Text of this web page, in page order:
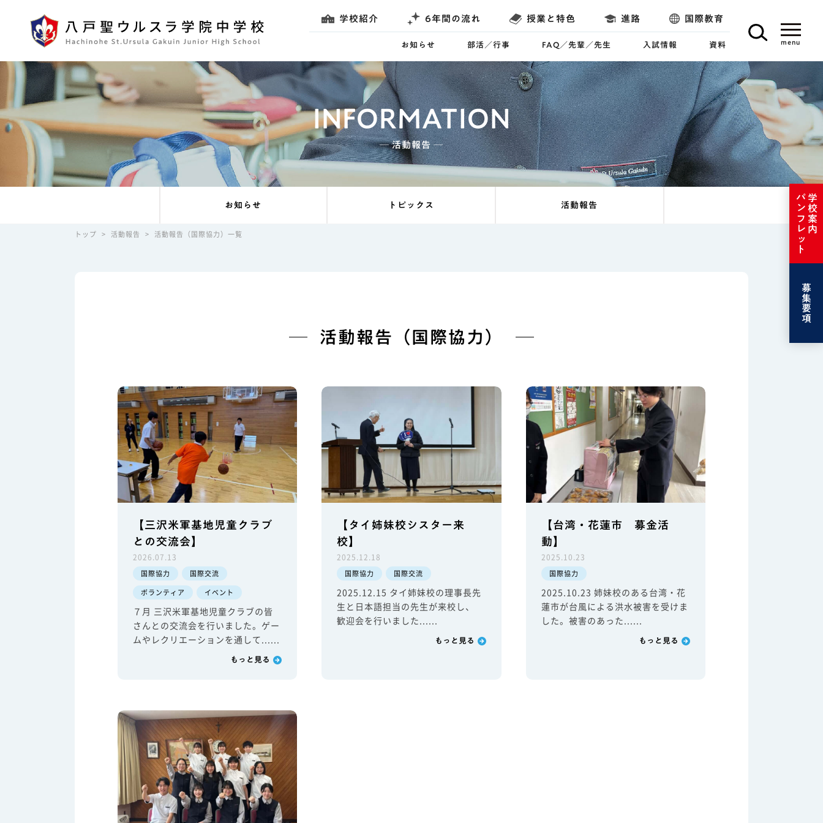
学校案内
パンフレット
募集要項
学校紹介 6年間の流れ 授業と特色 進路 国際教育
お知らせ 部活／行事 FAQ／先輩／先生 入試情報 資料
INFORMATION
─ 活動報告 ─
お知らせ トピックス 活動報告
トップ > 活動報告 > 活動報告（国際協力）一覧
活動報告（国際協力）
【三沢米軍基地児童クラブ
との交流会】
2026.07.13
国際協力
国際交流
ボランティア
イベント
７月 三沢米軍基地児童クラブの皆
さんとの交流会を行いました。ゲー
ムやレクリエーションを通して......
もっと見る
【タイ姉妹校シスター来
校】
2025.12.18
国際協力 国際交流
2025.12.15 タイ姉妹校の理事長先
生と日本語担当の先生が来校し、
歓迎会を行いました......
もっと見る
【台湾・花蓮市 募金活
動】
2025.10.23
国際協力
2025.10.23 姉妹校のある台湾・花
蓮市が台風による洪水被害を受けま
した。被害のあった......
もっと見る